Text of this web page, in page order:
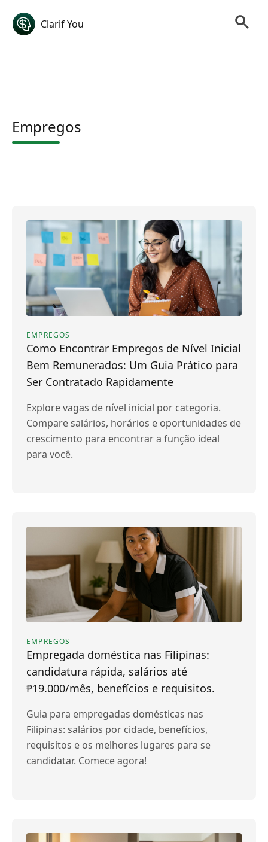
Clarif You
Empregos
EMPREGOS
Como Encontrar Empregos de Nível Inicial
Bem Remunerados: Um Guia Prático para
Ser Contratado Rapidamente
Explore vagas de nível inicial por categoria.
Compare salários, horários e oportunidades de
crescimento para encontrar a função ideal
para você.
EMPREGOS
Empregada doméstica nas Filipinas:
candidatura rápida, salários até
₱19.000/mês, benefícios e requisitos.
Guia para empregadas domésticas nas
Filipinas: salários por cidade, benefícios,
requisitos e os melhores lugares para se
candidatar. Comece agora!